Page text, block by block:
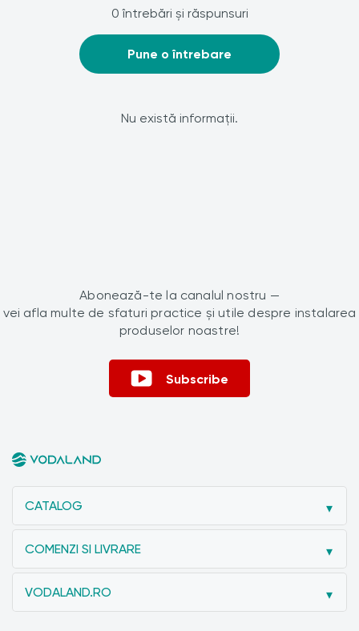
0 întrebări și răspunsuri
Pune o întrebare
Nu există informații.
Abonează-te la canalul nostru —
vei afla multe de sfaturi practice și utile despre instalarea
produselor noastre!
Subscribe
CATALOG
COMENZI SI LIVRARE
VODALAND.RO